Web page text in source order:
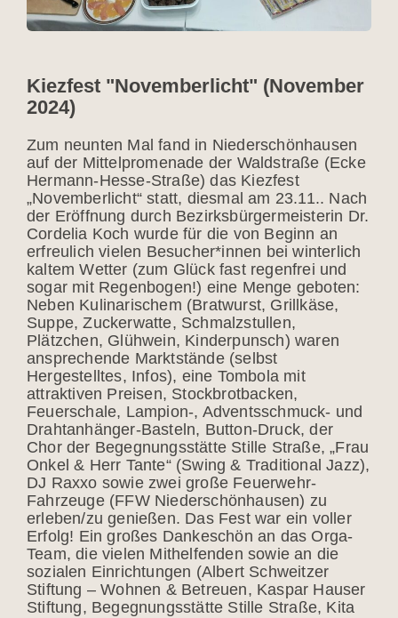
Kiezfest "Novemberlicht" (November
2024)
Zum neunten Mal fand in Niederschönhausen
auf der Mittelpromenade der Waldstraße (Ecke
Hermann-Hesse-Straße) das Kiezfest
„Novemberlicht“ statt, diesmal am 23.11.. Nach
der Eröffnung durch Bezirksbürgermeisterin Dr.
Cordelia Koch wurde für die von Beginn an
erfreulich vielen Besucher*innen bei winterlich
kaltem Wetter (zum Glück fast regenfrei und
sogar mit Regenbogen!) eine Menge geboten:
Neben Kulinarischem (Bratwurst, Grillkäse,
Suppe, Zuckerwatte, Schmalzstullen,
Plätzchen, Glühwein, Kinderpunsch) waren
ansprechende Marktstände (selbst
Hergestelltes, Infos), eine Tombola mit
attraktiven Preisen, Stockbrotbacken,
Feuerschale, Lampion-, Adventsschmuck- und
Drahtanhänger-Basteln, Button-Druck, der
Chor der Begegnungsstätte Stille Straße, „Frau
Onkel & Herr Tante“ (Swing & Traditional Jazz),
DJ Raxxo sowie zwei große Feuerwehr-
Fahrzeuge (FFW Niederschönhausen) zu
erleben/zu genießen. Das Fest war ein voller
Erfolg! Ein großes Dankeschön an das Orga-
Team, die vielen Mithelfenden sowie an die
sozialen Einrichtungen (Albert Schweitzer
Stiftung – Wohnen & Betreuen, Kaspar Hauser
Stiftung, Begegnungsstätte Stille Straße, Kita